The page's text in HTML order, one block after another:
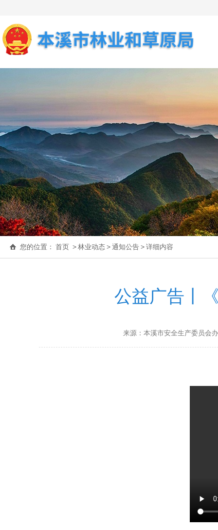
您的位置： 首页 >林业动态>通知公告>详细内容
公益广告丨
来源：本溪市安全生产委员会